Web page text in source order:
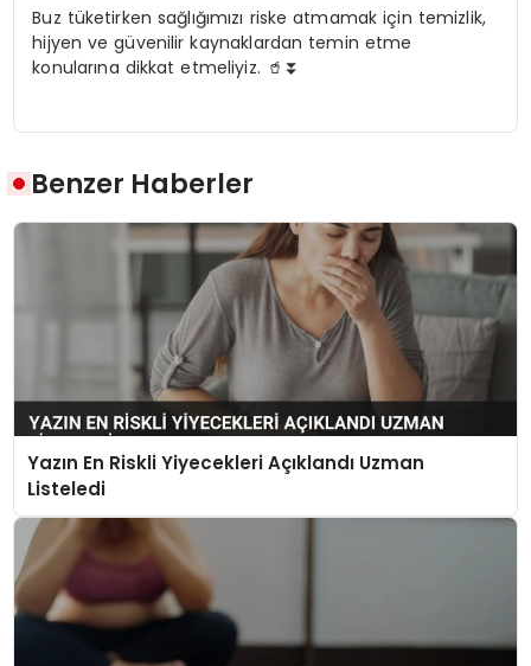
Buz tüketirken sağlığımızı riske atmamak için temizlik,
hijyen ve güvenilir kaynaklardan temin etme
konularına dikkat etmeliyiz. 🥤⏬
Benzer Haberler
Yazın En Riskli Yiyecekleri Açıklandı Uzman
Listeledi